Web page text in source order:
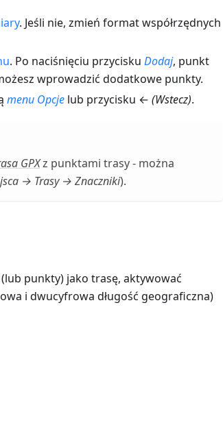
. Jeśli nie, zmień format współrzędnych
. Po naciśnięciu przycisku Dodaj, punkt
wprowadzić dodatkowe punkty.
menu Opcje lub przycisku ← (Wstecz).
GPXz punktami trasy - można
→ Trasy → Znaczniki).
punkty) jako trasę, aktywować
i dwucyfrowa długość geograficzna)